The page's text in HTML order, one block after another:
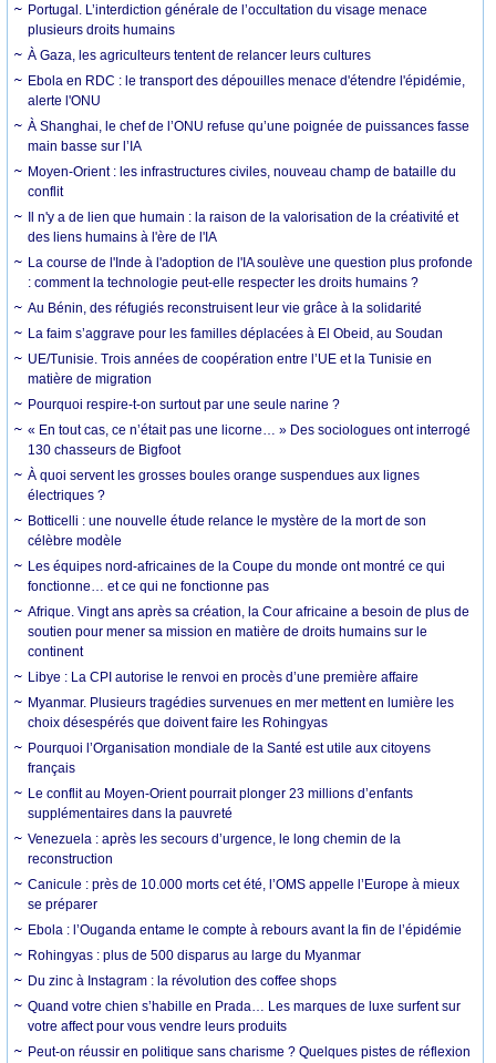
Portugal. L’interdiction générale de l’occultation du visage menace
plusieurs droits humains
À Gaza, les agriculteurs tentent de relancer leurs cultures
Ebola en RDC : le transport des dépouilles menace d'étendre l'épidémie,
alerte l'ONU
À Shanghai, le chef de l’ONU refuse qu’une poignée de puissances fasse
main basse sur l’IA
Moyen-Orient : les infrastructures civiles, nouveau champ de bataille du
conflit
Il n'y a de lien que humain : la raison de la valorisation de la créativité et
des liens humains à l'ère de l'IA
La course de l'Inde à l'adoption de l'IA soulève une question plus profonde
: comment la technologie peut-elle respecter les droits humains ?
Au Bénin, des réfugiés reconstruisent leur vie grâce à la solidarité
La faim s’aggrave pour les familles déplacées à El Obeid, au Soudan
UE/Tunisie. Trois années de coopération entre l’UE et la Tunisie en
matière de migration
Pourquoi respire-t-on surtout par une seule narine ?
« En tout cas, ce n’était pas une licorne… » Des sociologues ont interrogé
130 chasseurs de Bigfoot
À quoi servent les grosses boules orange suspendues aux lignes
électriques ?
Botticelli : une nouvelle étude relance le mystère de la mort de son
célèbre modèle
Les équipes nord-africaines de la Coupe du monde ont montré ce qui
fonctionne… et ce qui ne fonctionne pas
Afrique. Vingt ans après sa création, la Cour africaine a besoin de plus de
soutien pour mener sa mission en matière de droits humains sur le
continent
Libye : La CPI autorise le renvoi en procès d’une première affaire
Myanmar. Plusieurs tragédies survenues en mer mettent en lumière les
choix désespérés que doivent faire les Rohingyas
Pourquoi l’Organisation mondiale de la Santé est utile aux citoyens
français
Le conflit au Moyen-Orient pourrait plonger 23 millions d’enfants
supplémentaires dans la pauvreté
Venezuela : après les secours d’urgence, le long chemin de la
reconstruction
Canicule : près de 10.000 morts cet été, l’OMS appelle l’Europe à mieux
se préparer
Ebola : l’Ouganda entame le compte à rebours avant la fin de l’épidémie
Rohingyas : plus de 500 disparus au large du Myanmar
Du zinc à Instagram : la révolution des coffee shops
Quand votre chien s’habille en Prada… Les marques de luxe surfent sur
votre affect pour vous vendre leurs produits
Peut-on réussir en politique sans charisme ? Quelques pistes de réflexion